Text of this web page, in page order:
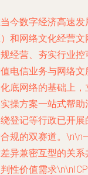
今数字经济高速
和网络文化经营文
经营、夯实行业
电信业务与网络
底网络的基础上
操方案一站式帮
登记等行政已开
规的双赛道。\n\n
异兼密互型的关
性价值需求